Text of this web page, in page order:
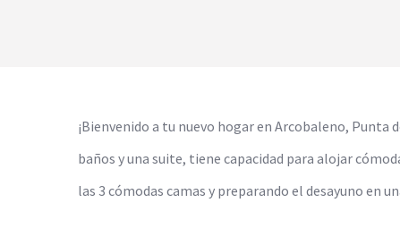
¡Bienvenido a tu nuevo hogar en Arcobaleno,
baños y una suite, tiene capacidad para alojar
las 3 cómodas camas y preparando el desayuno en